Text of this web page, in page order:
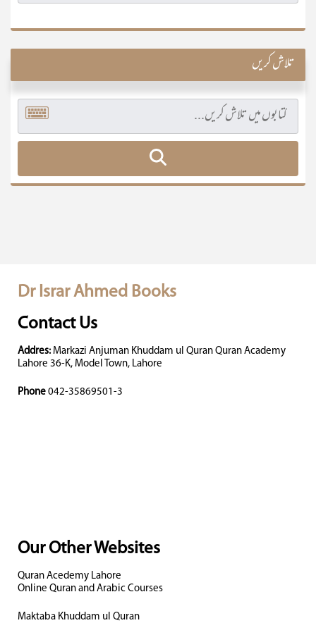
تلاش کریں
Dr Israr Ahmed Books
Contact Us
Addres: Markazi Anjuman Khuddam ul Quran Quran Academy
Lahore 36-K, Model Town, Lahore
Phone 042-35869501-3
Our Other Websites
Quran Acedemy Lahore
Online Quran and Arabic Courses
Maktaba Khuddam ul Quran